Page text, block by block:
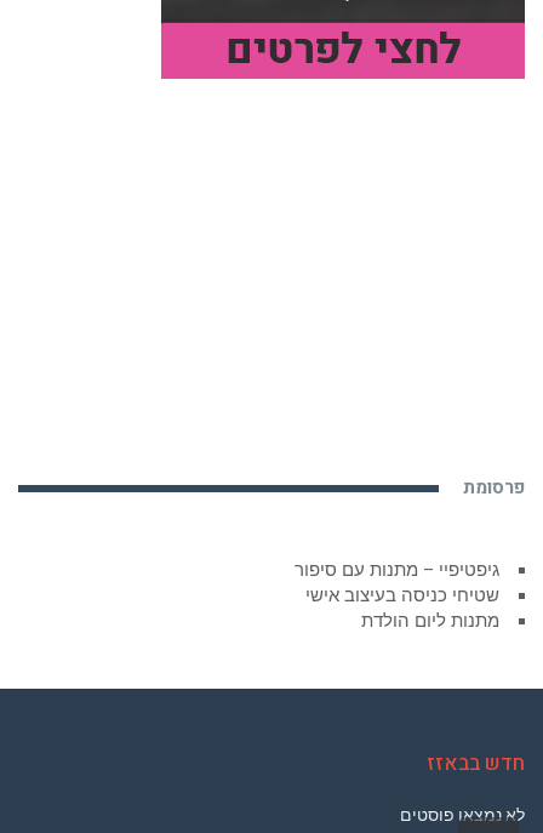
פרסומת
גיפטיפיי – מתנות עם סיפור
שטיחי כניסה בעיצוב אישי
מתנות ליום הולדת
חדש בבאזז
לא נמצאו פוסטים